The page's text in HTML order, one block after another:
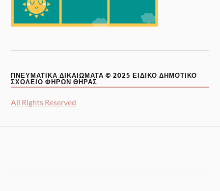
ΠΝΕΥΜΑΤΙΚΆ ΔΙΚΑΙΏΜΑΤΑ © 2025 ΕΙΔΙΚΌ ΔΗΜΟΤΙΚΌ
ΣΧΟΛΕΊΟ ΦΗΡΏΝ ΘΉΡΑΣ
All Rights Reserved